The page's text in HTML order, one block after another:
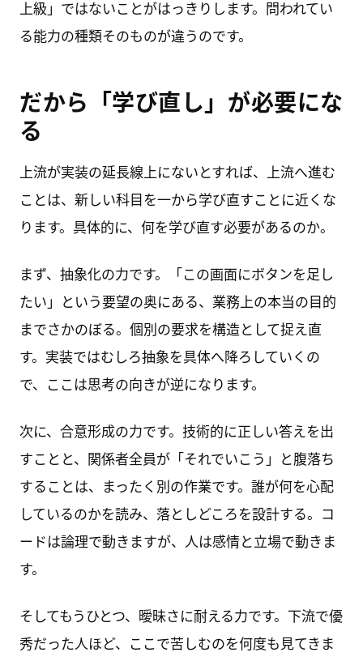
上級」ではないことがはっきりします。問われてい
る能力の種類そのものが違うのです。
だから「学び直し」が必要にな
る
上流が実装の延長線上にないとすれば、上流へ進む
ことは、新しい科目を一から学び直すことに近くな
ります。具体的に、何を学び直す必要があるのか。
まず、抽象化の力です。「この画面にボタンを足し
たい」という要望の奥にある、業務上の本当の目的
までさかのぼる。個別の要求を構造として捉え直
す。実装ではむしろ抽象を具体へ降ろしていくの
で、ここは思考の向きが逆になります。
次に、合意形成の力です。技術的に正しい答えを出
すことと、関係者全員が「それでいこう」と腹落ち
することは、まったく別の作業です。誰が何を心配
しているのかを読み、落としどころを設計する。コ
ードは論理で動きますが、人は感情と立場で動きま
す。
そしてもうひとつ、曖昧さに耐える力です。下流で優
秀だった人ほど、ここで苦しむのを何度も見てきま